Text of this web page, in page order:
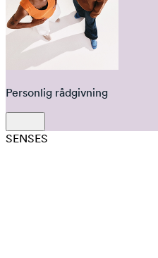
Personlig rådgivning
SENSES